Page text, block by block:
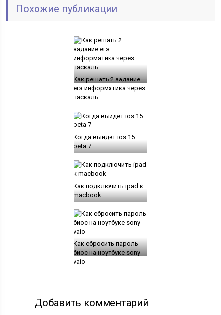
Похожие публикации
Как решать 2 задание
егэ информатика через
паскаль
Когда выйдет ios 15
beta 7
Как подключить ipad к
macbook
Как сбросить пароль
биос на ноутбуке sony
vaio
Добавить комментарий